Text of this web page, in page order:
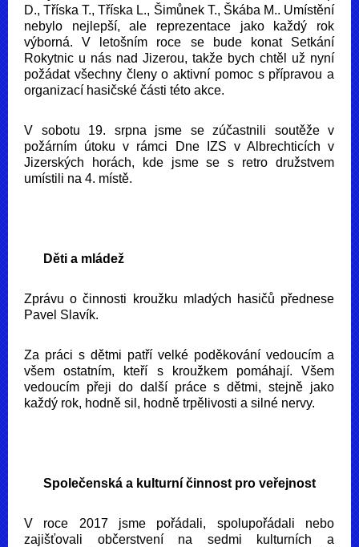
D., Tříska T., Tříska L., Šimůnek T., Škába M.. Umístění
nebylo nejlepší, ale reprezentace jako každý rok
výborná. V letošním roce se bude konat Setkání
Rokytnic u nás nad Jizerou, takže bych chtěl už nyní
požádat všechny členy o aktivní pomoc s přípravou a
organizací hasičské části této akce.
V sobotu 19. srpna jsme se zúčastnili soutěže v
požárním útoku v rámci Dne IZS v Albrechticích v
Jizerských horách, kde jsme se s retro družstvem
umístili na 4. místě.
Děti a mládež
Zprávu o činnosti kroužku mladých hasičů přednese
Pavel Slavík.
Za práci s dětmi patří velké poděkování vedoucím a
všem ostatním, kteří s kroužkem pomáhají. Všem
vedoucím přeji do další práce s dětmi, stejně jako
každý rok, hodně sil, hodně trpělivosti a silné nervy.
Společenská a kulturní činnost pro veřejnost
V roce 2017 jsme pořádali, spolupořádali nebo
zajišťovali občerstvení na sedmi kulturních a